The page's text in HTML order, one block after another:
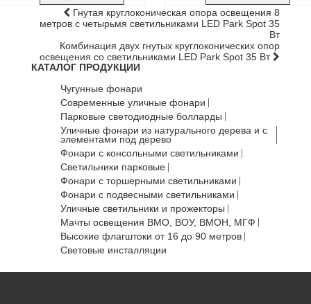
Гнутая круглоконическая опора освещения 8
метров с четырьмя светильниками LED Park Spot 35
Вт
Комбинация двух гнутых круглоконических опор
освещения со светильниками LED Park Spot 35 Вт
КАТАЛОГ ПРОДУКЦИИ
Чугунные фонари
Современные уличные фонари
Парковые светодиодные болларды
Уличные фонари из натурального дерева и с
элементами под дерево
Фонари с консольными светильниками
Светильники парковые
Фонари с торшерными светильниками
Фонари с подвесными светильниками
Уличные светильники и прожекторы
Мачты освещения ВМО, ВОУ, ВМОН, МГФ
Высокие флагштоки от 16 до 90 метров
Световые инсталляции